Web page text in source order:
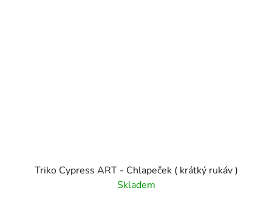
Triko Cypress ART - Chlapeček ( krátký rukáv )
Skladem